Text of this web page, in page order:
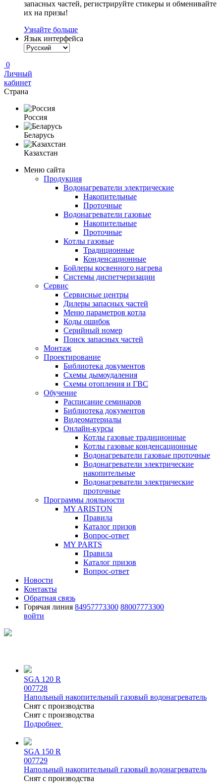
запасных частей, регистрируйте стикеры и обменивайте
их на призы!
Узнайте больше
Язык интерфейса
0
Личный
кабинет
Страна
Россия
Беларусь
Казахстан
Меню сайта
Продукция
Водонагреватели электрические
Накопительные
Проточные
Водонагреватели газовые
Накопительные
Проточные
Котлы газовые
Традиционные
Конденсационные
Бойлеры косвенного нагрева
Системы диспетчеризации
Сервис
Сервисные центры
Дилеры запасных частей
Меню параметров котла
Коды ошибок
Серийный номер
Поиск запасных частей
Монтаж
Проектирование
Библиотека документов
Схемы дымоудаления
Схемы отопления и ГВС
Обучение
Расписание семинаров
Библиотека документов
Видеоматериалы
Онлайн-курсы
Котлы газовые традиционные
Котлы газовые конденсационные
Водонагреватели газовые проточные
Водонагреватели электрические
накопительные
Водонагреватели электрические
проточные
Программы лояльности
MY ARISTON
Правила
Каталог призов
Вопрос-ответ
MY PARTS
Правила
Каталог призов
Вопрос-ответ
Новости
Контакты
Обратная связь
Горячая линия 84957773300 88007773300
войти
SGA 120 R
007728
Напольный накопительный газовый водонагреватель
Снят с производства
Снят с производства
Подробнее
SGA 150 R
007729
Напольный накопительный газовый водонагреватель
Снят с производства